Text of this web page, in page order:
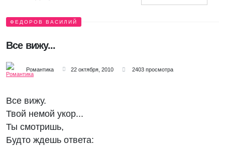
ФЕДОРОВ ВАСИЛИЙ
Все вижу...
Романтика 22 октября, 2010 2403 просмотра
Все вижу.
Твой немой укор...
Ты смотришь,
Будто ждешь ответа: